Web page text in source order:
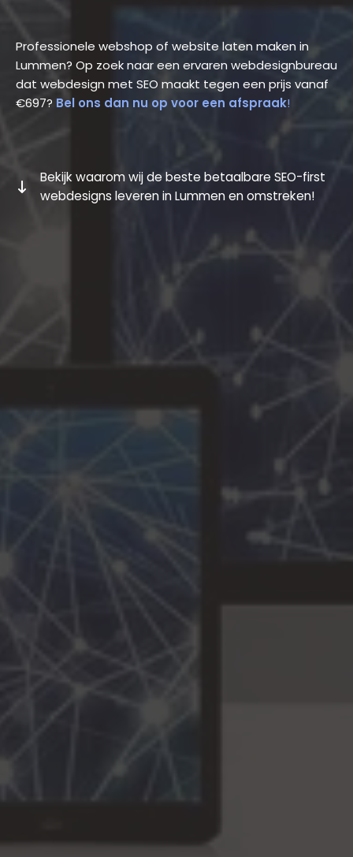
Professionele webshop of website laten maken in
Lummen? Op zoek naar een ervaren webdesignbureau
dat webdesign met SEO maakt tegen een prijs vanaf
€697? Bel ons dan nu op voor een afspraak!
Bekijk waarom wij de beste betaalbare SEO-first
webdesigns leveren in Lummen en omstreken!